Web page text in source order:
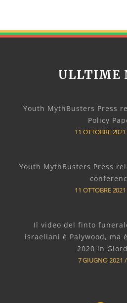
ULLTIME
Youth MythBusters Press
Policy
11 OTTOBRE
Youth MythBusters Press
11 OTTOBRE
Il video del finto
israeliani è Palywood, ma
2020 in
7 GIUGNO 2021